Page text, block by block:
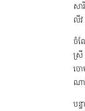
ស
លី
ចំណ
ស្រី
ចោ
ណា
បន្